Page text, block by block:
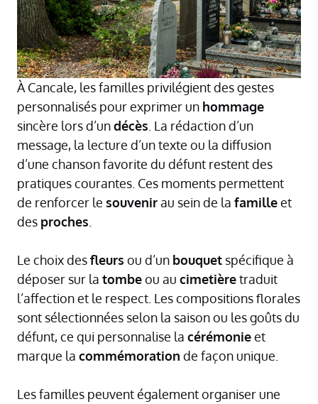
À Cancale, les familles privilégient des gestes
personnalisés pour exprimer un hommage
sincère lors d’undécès . La rédaction d’un
message, la lecture d’un texte ou la diffusion
d’une chanson favorite du défunt restent des
pratiques courantes. Ces moments permettent
de renforcer le souvenirau sein de la familleet
des proches
Le choix desfleurs ou d’un bouquet spécifique à
déposer sur la tombeou au cimetièretraduit
l’affection et le respect. Les compositions florales
sont sélectionnées selon la saison ou les goûts du
défunt, ce qui personnalise la cérémonieet
marque la commémoration de façon unique.
Les familles peuvent également organiser une